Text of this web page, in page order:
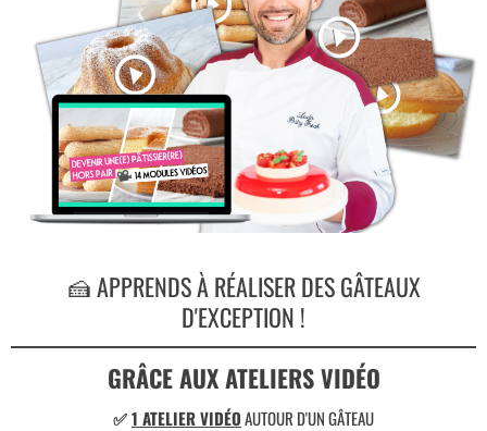
🍰 APPRENDS À RÉALISER DES GÂTEAUX
D'EXCEPTION !
GRÂCE AUX ATELIERS VIDÉO
✅1 ATELIER VIDÉOAUTOUR D'UN GÂTEAU